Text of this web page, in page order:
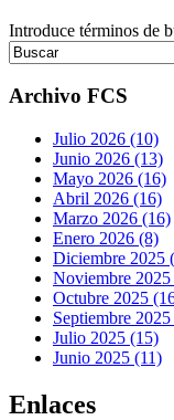
Introduce términos de
Archivo FCS
Julio 2026 (10)
Junio 2026 (13)
Mayo 2026 (16)
Abril 2026 (16)
Marzo 2026 (16)
Enero 2026 (8)
Diciembre 2025
Noviembre
Octubre 2025
Septiembre
Julio 2025 (15)
Junio 2025 (11)
Enlaces